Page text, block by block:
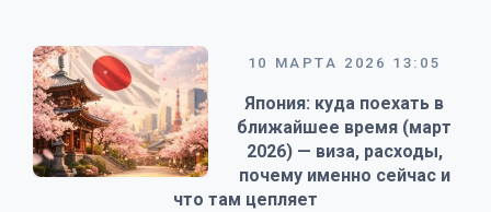
10 МАРТА 2026 13:05
Япония: куда поехать в
ближайшее время (март
2026) — виза, расходы,
почему именно сейчас и
что там цепляет